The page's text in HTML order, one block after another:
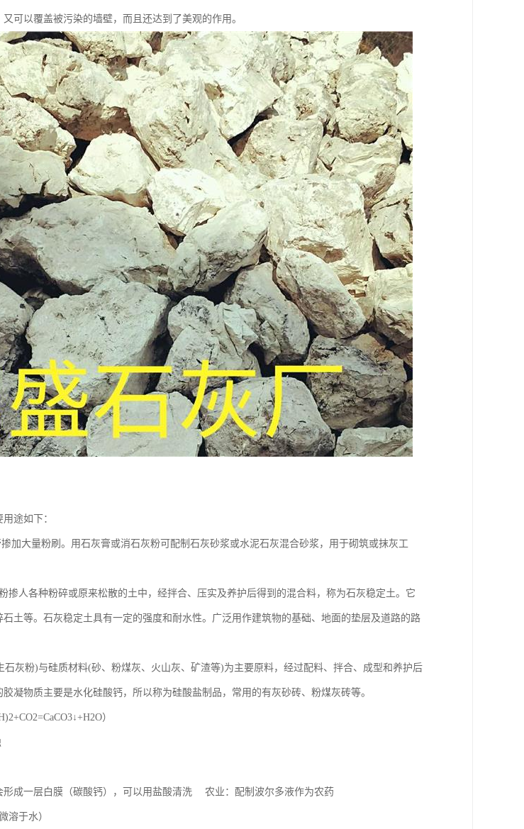
可以覆盖被污染的墙壁，而且还达到了美观的作用。
途如下：
加大量粉刷。用石灰膏或消石灰粉可配制石灰砂浆或水泥石灰混合砂浆，用于砌筑或抹灰工
掺人各种粉碎或原来松散的土中，经拌合、压实及养护后得到的混合料，称为石灰稳定土。它
土等。石灰稳定土具有一定的强度和耐水性。广泛用作建筑物的基础、地面的垫层及道路的路
石灰粉)与硅质材料(砂、粉煤灰、火山灰、矿渣等)为主要原料，经过配料、拌合、成型和养护后
凝物质主要是水化硅酸钙，所以称为硅酸盐制品，常用的有灰砂砖、粉煤灰砖等。
）
成一层白膜（碳酸钙），可以用盐酸清洗 农业：配制波尔多液作为农药
溶于水）